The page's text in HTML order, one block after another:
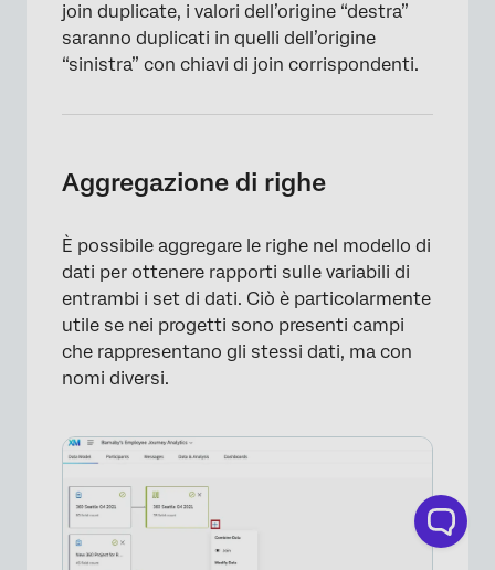
×
join duplicate, i valori dell’origine “destra”
saranno duplicati in quelli dell’origine
“sinistra” con chiavi di join corrispondenti.
Aggregazione di righe
È possibile aggregare le righe nel modello di
dati per ottenere rapporti sulle variabili di
entrambi i set di dati. Ciò è particolarmente
utile se nei progetti sono presenti campi
che rappresentano gli stessi dati, ma con
nomi diversi.